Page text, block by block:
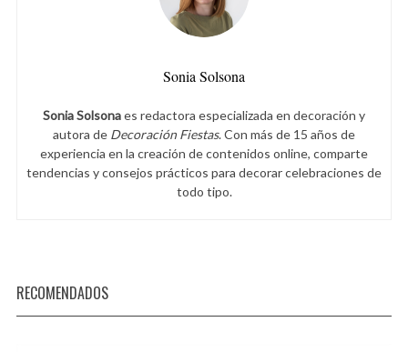
Sonia Solsona
Sonia Solsonaes redactora especializada en decoración y
autora de Decoración Fiestas. Con más de 15 años de
experiencia en la creación de contenidos online, comparte
tendencias y consejos prácticos para decorar celebraciones de
todo tipo.
RECOMENDADOS